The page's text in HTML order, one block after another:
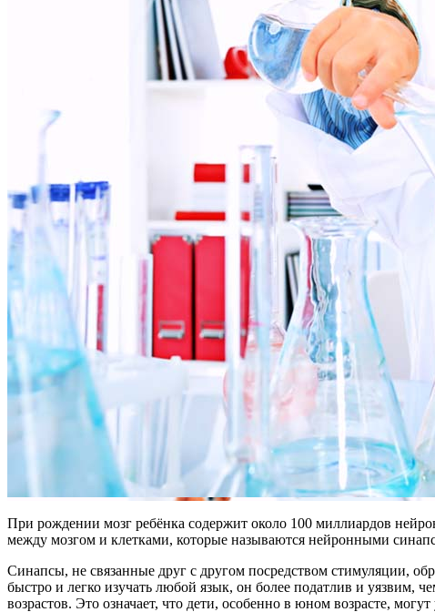
При рождении мозг ребёнка содержит около 100 миллиардов
между мозгом и клетками, которые называются нейронными
Синапсы, не связанные друг с другом посредством стимуляции,
быстро и легко изучать любой язык, он более податлив и уязвим,
возрастов. Это означает, что дети, особенно в юном возрасте,